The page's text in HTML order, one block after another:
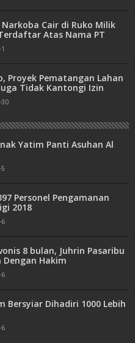
Narkoba Cair di Ruko Milik
Atas Nama PT
Proyek Pematangan Lahan
Tidak Kantongi Izin
30
Yatim Panti Asuhan Al
Personel Pengamanan
2018
6
8 bulan, Juhrin Pasaribu
Dengan Hakim
6
Bersyiar Dihadiri 1000 Lebih
6